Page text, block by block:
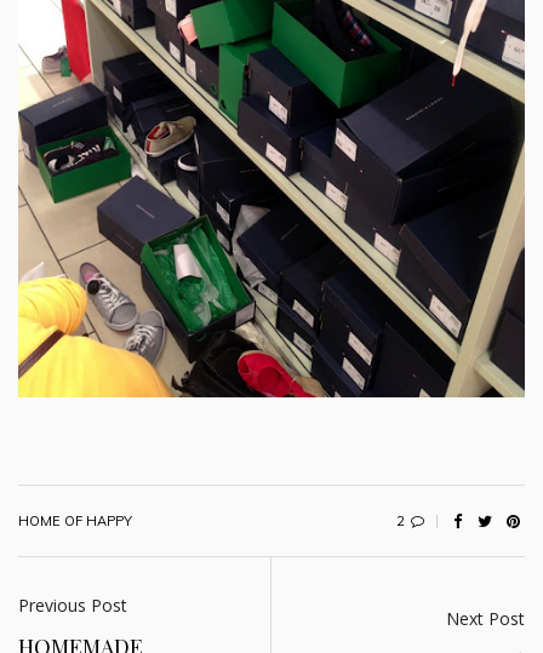
HOME OF HAPPY 2
Previous Post
Next Post